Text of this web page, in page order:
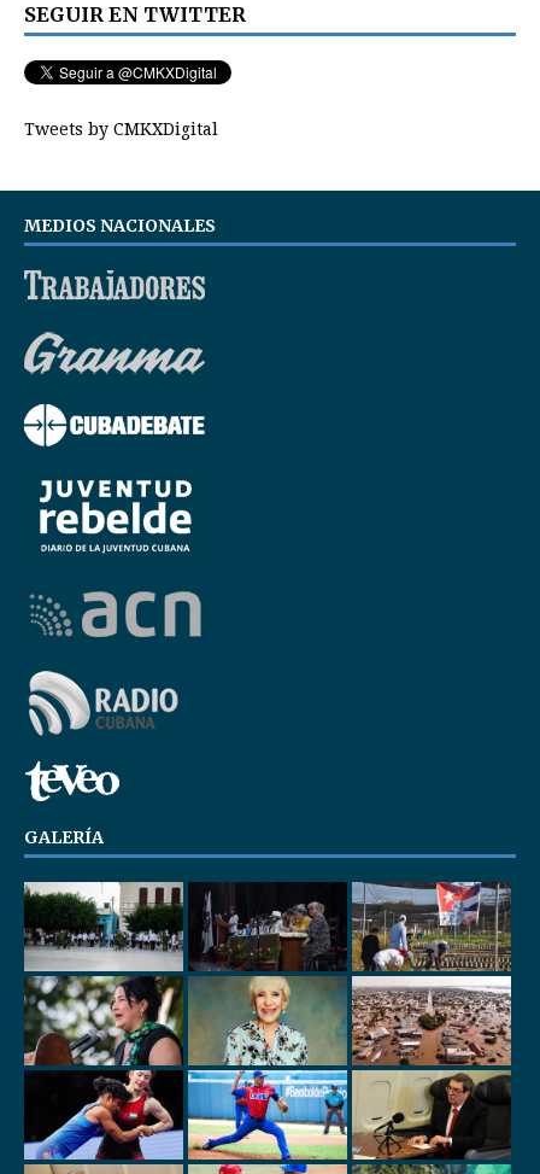
SEGUIR EN TWITTER
Tweets by CMKXDigital
MEDIOS NACIONALES
GALERÍA